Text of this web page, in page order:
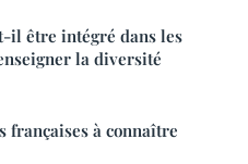
il être intégré dans les
la diversité
à connaître